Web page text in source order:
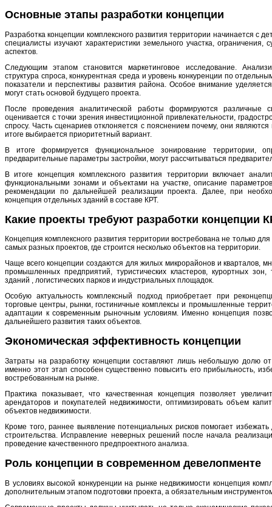
Основные этапы разработки концепции
Разработка концепции комплексного развития территории начинается с
специалисты изучают характеристики земельного участка,
аспектов.
Следующим этапом становится маркетинговое исследование.
структура спроса, конкурентная среда и уровень конкуренции по
показатели и перспективы развития района. Особое внимание
могут стать основой будущего проекта.
После проведения аналитической работы формируются различные
оценивается с точки зрения инвестиционной привлекательности,
спросу. Часть сценариев отклоняется с пояснением почему, они
итоге выбирается приоритетный вариант.
В итоге формируется функциональное зонирование территории,
предварительные параметры застройки, могут рассчитываться
В итоге концепция комплексного развития территории включает
функциональными зонами и объектами на участке, описание
рекомендации по дальнейшей реализации проекта. Далее, при
концепция отдельных зданий в составе КРТ.
Какие проекты требуют разработки концепции
Концепция комплексного развития территории востребована не только
самых разных проектов, где строится несколько объектов на территории.
Чаще всего концепции создаются для жилых микрорайонов и кварталов,
промышленных предприятий, туристических кластеров, курортных зон,
зданий , логистических парков и индустриальных площадок.
Особую актуальность комплексный подход приобретает при
торговые центры, рынки, гостиничные комплексы и промышленные
адаптации к современным рыночным условиям. Именно концепция
дальнейшего развития таких объектов.
Экономическая эффективность концепции
Затраты на разработку концепции составляют лишь небольшую долю
именно этот этап способен существенно повысить его прибыльность,
востребованным на рынке.
Практика показывает, что качественная концепция позволяет
арендаторов и покупателей недвижимости, оптимизировать объем
объектов недвижимости.
Кроме того, раннее выявление потенциальных рисков помогает
строительства. Исправление неверных решений после начала
проведение качественного предпроектного анализа.
Роль концепции в современном девелопменте
В условиях высокой конкуренции на рынке недвижимости концепция
дополнительным этапом подготовки проекта, а обязательным